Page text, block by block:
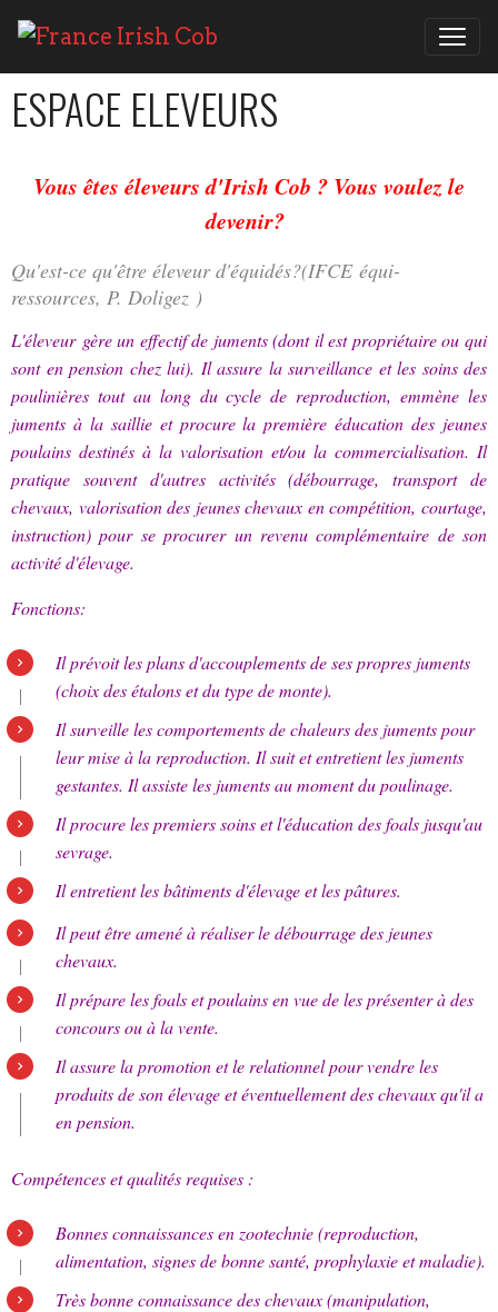
ESPACE ELEVEURS
Vous êtes éleveurs d'Irish Cob ? Vous voulez le
devenir?
Qu'est-ce qu'être éleveur d'équidés?(IFCE équi-
ressources, P. Doligez )
L'éleveur gère un effectif de juments (dont il est propriétaire ou qui
sont en pension chez lui). Il assure la surveillance et les soins des
poulinières tout au long du cycle de reproduction, emmène les
juments à la saillie et procure la première éducation des jeunes
poulains destinés à la valorisation et/ou la commercialisation. Il
pratique souvent d'autres activités (débourrage, transport de
chevaux, valorisation des jeunes chevaux en compétition, courtage,
instruction) pour se procurer un revenu complémentaire de son
activité d'élevage.
Fonctions:
Il prévoit les plans d'accouplements de ses propres juments
(choix des étalons et du type de monte).
Il surveille les comportements de chaleurs des juments pour
leur mise à la reproduction. Il suit et entretient les juments
gestantes. Il assiste les juments au moment du poulinage.
Il procure les premiers soins et l'éducation des foals jusqu'au
sevrage.
Il entretient les bâtiments d'élevage et les pâtures.
Il peut être amené à réaliser le débourrage des jeunes
chevaux.
Il prépare les foals et poulains en vue de les présenter à des
concours ou à la vente.
Il assure la promotion et le relationnel pour vendre les
produits de son élevage et éventuellement des chevaux qu'il a
en pension.
Compétences et qualités requises :
Bonnes connaissances en zootechnie (reproduction,
alimentation, signes de bonne santé, prophylaxie et maladie).
Très bonne connaissance des chevaux (manipulation,